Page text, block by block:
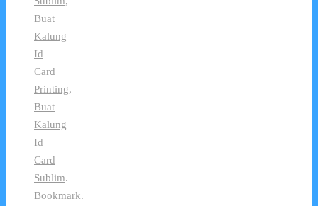
Buat
Kalung
Id
Card
Printing,
Buat
Kalung
Id
Card
Sublim.
Bookmark.